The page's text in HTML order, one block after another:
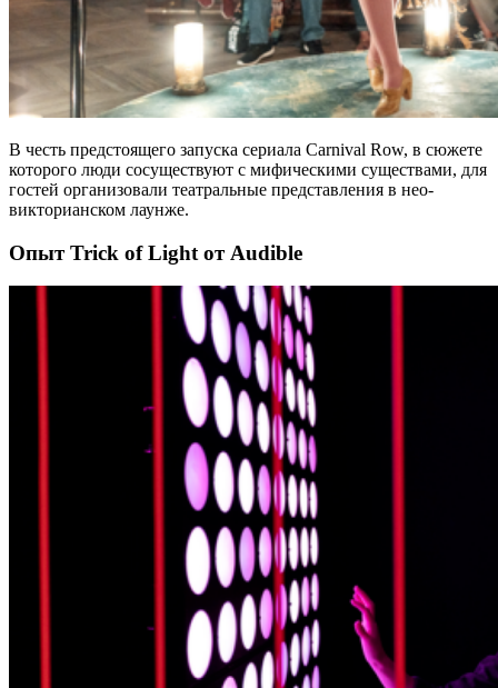
В честь предстоящего запуска сериала Carnival Row, в сюжете
которого люди сосуществуют с мифическими существами, для
гостей организовали театральные представления в нео-
викторианском лаунже.
Опыт Trick of Light от Audible